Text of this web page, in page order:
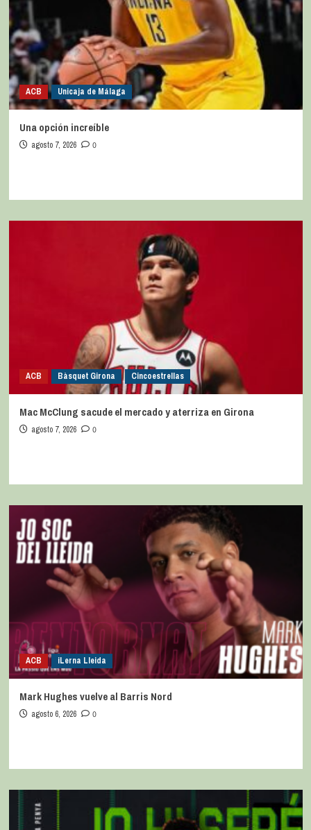
ACB Unicaja de Málaga
Una opción increíble
agosto 7, 2026 0
ACB Bàsquet Girona Cincoestrellas
Mac McClung sacude el mercado y aterriza en Girona
agosto 7, 2026 0
ACB iLerna Lleida
Mark Hughes vuelve al Barris Nord
agosto 6, 2026 0